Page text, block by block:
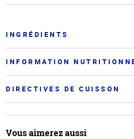
INGRÉDIENTS
INFORMATION
DIRECTIVES DE CUISSON
Vous aimerez aussi